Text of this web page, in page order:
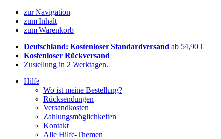
zur Navigation
zum Inhalt
zum Warenkorb
Deutschland: Kostenloser Standardversand ab 54,90 €
Kostenloser Rückversand
Zustellung in 2 Werktagen.
Hilfe
Wo ist meine Bestellung?
Rücksendungen
Versandkosten
Zahlungsmöglichkeiten
Kontakt
Alle Hilfe-Themen